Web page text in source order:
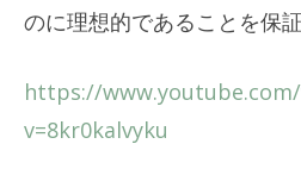
のに理想的であることを保証
https://
v=8kr0kalvyku